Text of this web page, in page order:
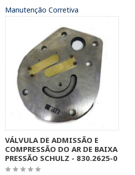
Manutenção Corretiva
MAIS INFORMAÇÕES
VÁLVULA DE ADMISSÃO E
COMPRESSÃO DO AR DE BAIXA
PRESSÃO SCHULZ - 830.2625-0